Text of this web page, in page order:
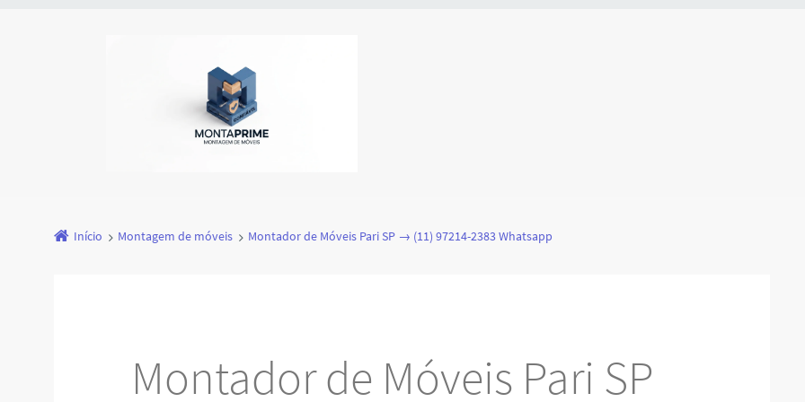
Início Montagem de móveis Montador de Móveis Pari SP → (11) 97214-2383 Whatsapp
Montador de Móveis Pari SP